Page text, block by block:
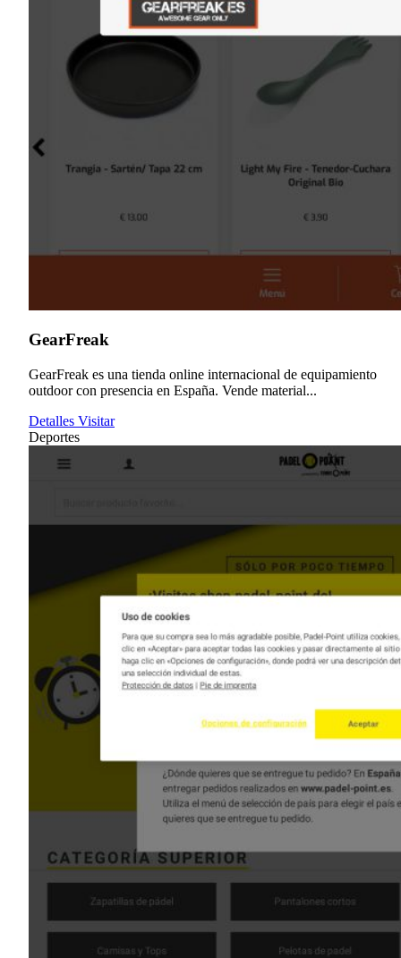
GearFreak
GearFreak es una tienda online internacional de equipamiento
outdoor con presencia en España. Vende material...
Detalles Visitar
Deportes